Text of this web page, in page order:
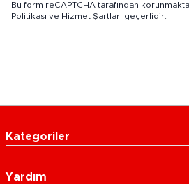
Bu form reCAPTCHA tarafından
Politikası ve Hizmet Şartları geçerlidir.
Kategoriler
Yardım